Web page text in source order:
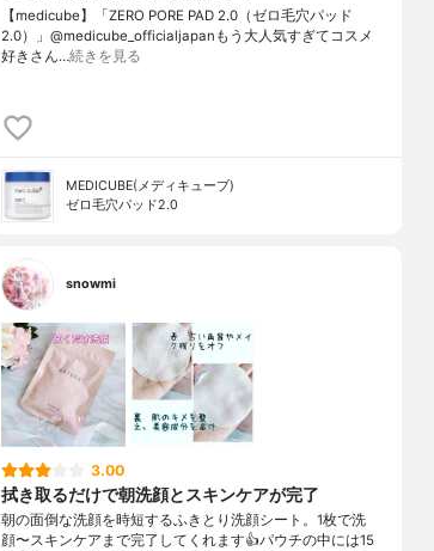
【medicube】「ZERO PORE PAD 2.0（ゼロ毛穴パッド
2.0）」@medicube_officialjapanもう大人気すぎてコスメ
好きさん…続きを見る
MEDICUBE(メディキューブ)
ゼロ毛穴パッド2.0
snowmi
3.00
拭き取るだけで朝洗顔とスキンケアが完了
朝の面倒な洗顔を時短するふきとり洗顔シート。1枚で洗
顔〜スキンケアまで完了してくれます👍パウチの中には15